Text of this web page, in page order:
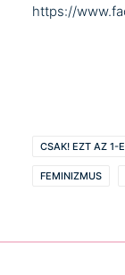
https://
CSAK! EZT AZ 1-
FEMINIZMUS